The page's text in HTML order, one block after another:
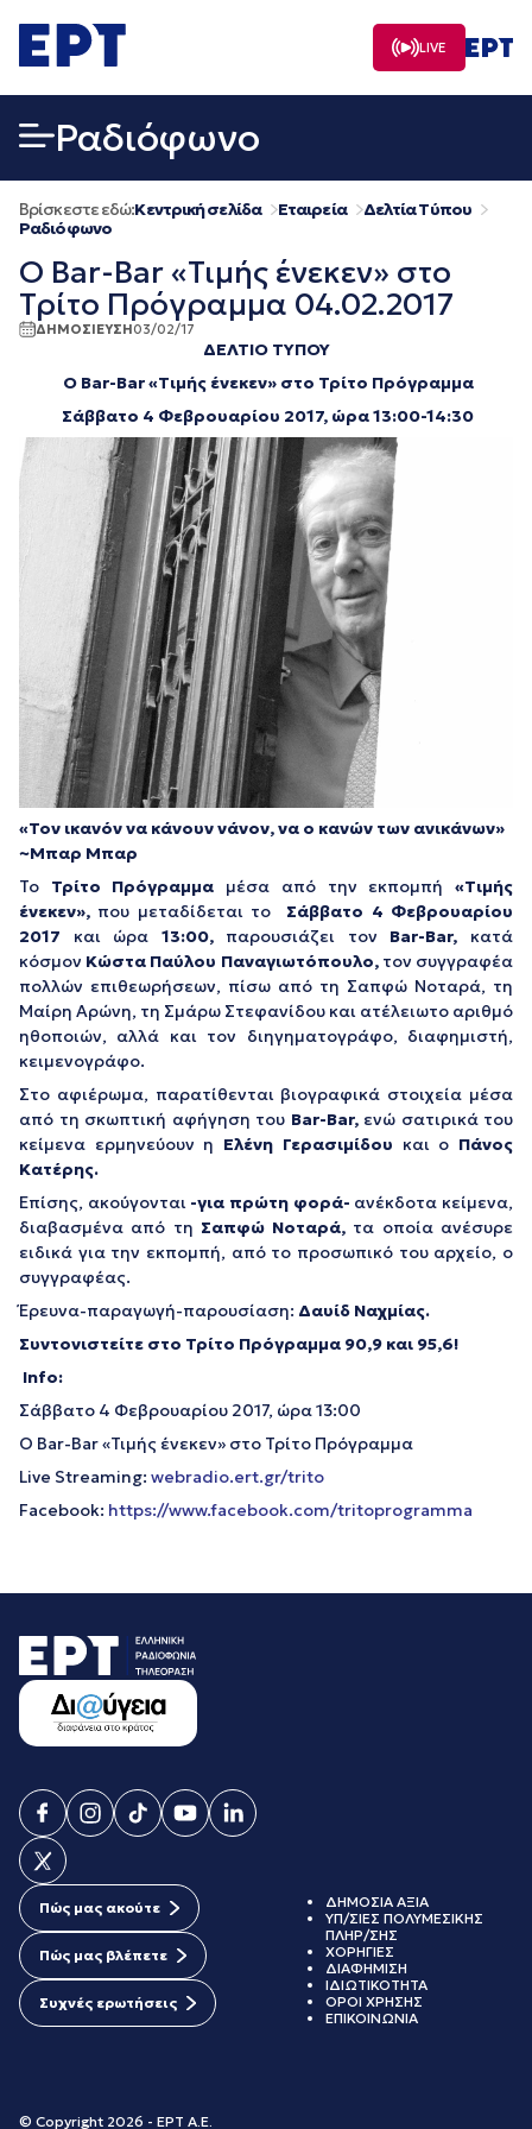
σε
περιεχόμενο
LIVE
Ραδιόφωνο
Βρίσκεστε εδώ:Κεντρική σελίδα Εταιρεία
Δελτία Τύπου
Ραδιόφωνο
O Bar-Bar «Τιμής ένεκεν» στο
Τρίτο Πρόγραμμα 04.02.2017
ΔΗΜΟΣΙΕΥΣΗ03/02/17
ΔΕΛΤΙΟ ΤΥΠΟΥ
O Bar-Bar «Τιμής ένεκεν» στο Τρίτο Πρόγραμμα
Σάββατο 4 Φεβρουαρίου 2017, ώρα 13:00-14:30
«Τον ικανόν να κάνουν νάνον, να ο κανών των ανικάνων»
~Μπαρ Μπαρ
Το Τρίτο Πρόγραμμα μέσα από την εκπομπή«Τιμής
ένεκεν», που μεταδίδεται το Σάββατο 4 Φεβρουαρίου
2017 και ώρα 13:00,παρουσιάζει τον Bar-Bar, κατά
κόσμον Κώστα Παύλου Παναγιωτόπουλο,τον συγγραφέα
πολλών επιθεωρήσεων, πίσω από τη Σαπφώ Νοταρά, τη
Μαίρη Αρώνη, τη Σμάρω Στεφανίδου και ατέλειωτο αριθμό
ηθοποιών, αλλά και τον διηγηματογράφο, διαφημιστή,
κειμενογράφο.
Στο αφιέρωμα, παρατίθενται βιογραφικά στοιχεία μέσα
από τη σκωπτική αφήγηση του Bar-Bar,ενώ σατιρικά του
κείμενα ερμηνεύουν η Ελένη Γερασιμίδου και ο Πάνος
Κατέρης.
Επίσης, ακούγονται -για πρώτη φορά- ανέκδοτα κείμενα,
διαβασμένα από τη Σαπφώ Νοταρά, τα οποία ανέσυρε
ειδικά για την εκπομπή, από το προσωπικό του αρχείο, ο
συγγραφέας.
Έρευνα-παραγωγή-παρουσίαση: Δαυίδ Ναχμίας.
Συντονιστείτε στο Τρίτο Πρόγραμμα 90,9 και 95,6!
Info:
Σάββατο 4 Φεβρουαρίου 2017, ώρα 13:00
O Bar-Bar «Τιμής ένεκεν» στο Τρίτο Πρόγραμμα
Live Streaming: webradio.ert.gr/trito
Facebook: https://www.facebook.com/tritoprogramma
Πώς μας ακούτε
Πώς μας βλέπετε
Συχνές ερωτήσεις
© Copyright 2026 - ΕΡΤ Α.Ε.
ΔΗΜΟΣΙΑ ΑΞΙΑ
ΥΠ/ΣΙΕΣ ΠΟΛΥΜΕΣΙΚΗΣ
ΠΛΗΡ/ΣΗΣ
ΧΟΡΗΓΙΕΣ
ΔΙΑΦΗΜΙΣΗ
ΙΔΙΩΤΙΚΟΤΗΤΑ
ΟΡΟΙ ΧΡΗΣΗΣ
ΕΠΙΚΟΙΝΩΝΙΑ